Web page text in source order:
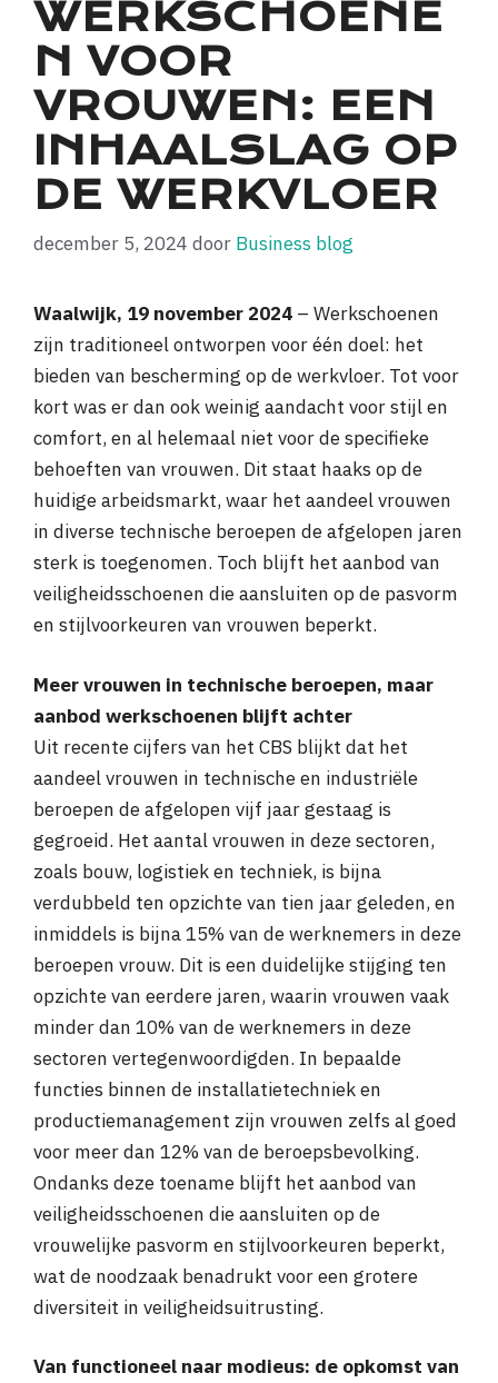
WERKSCHOENE
N VOOR
VROUWEN: EEN
INHAALSLAG OP
DE WERKVLOER
december 5, 2024 door Business blog
Waalwijk, 19 november 2024 – Werkschoenen
zijn traditioneel ontworpen voor één doel: het
bieden van bescherming op de werkvloer. Tot voor
kort was er dan ook weinig aandacht voor stijl en
comfort, en al helemaal niet voor de specifieke
behoeften van vrouwen. Dit staat haaks op de
huidige arbeidsmarkt, waar het aandeel vrouwen
in diverse technische beroepen de afgelopen jaren
sterk is toegenomen. Toch blijft het aanbod van
veiligheidsschoenen die aansluiten op de pasvorm
en stijlvoorkeuren van vrouwen beperkt.
Meer vrouwen in technische beroepen, maar
aanbod werkschoenen blijft achter
Uit recente cijfers van het CBS blijkt dat het
aandeel vrouwen in technische en industriële
beroepen de afgelopen vijf jaar gestaag is
gegroeid. Het aantal vrouwen in deze sectoren,
zoals bouw, logistiek en techniek, is bijna
verdubbeld ten opzichte van tien jaar geleden, en
inmiddels is bijna 15% van de werknemers in deze
beroepen vrouw. Dit is een duidelijke stijging ten
opzichte van eerdere jaren, waarin vrouwen vaak
minder dan 10% van de werknemers in deze
sectoren vertegenwoordigden. In bepaalde
functies binnen de installatietechniek en
productiemanagement zijn vrouwen zelfs al goed
voor meer dan 12% van de beroepsbevolking.
Ondanks deze toename blijft het aanbod van
veiligheidsschoenen die aansluiten op de
vrouwelijke pasvorm en stijlvoorkeuren beperkt,
wat de noodzaak benadrukt voor een grotere
diversiteit in veiligheidsuitrusting.
Van functioneel naar modieus: de opkomst van